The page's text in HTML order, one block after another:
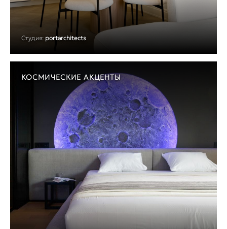
Студия: portarchitects
КОСМИЧЕСКИЕ АКЦЕНТЫ